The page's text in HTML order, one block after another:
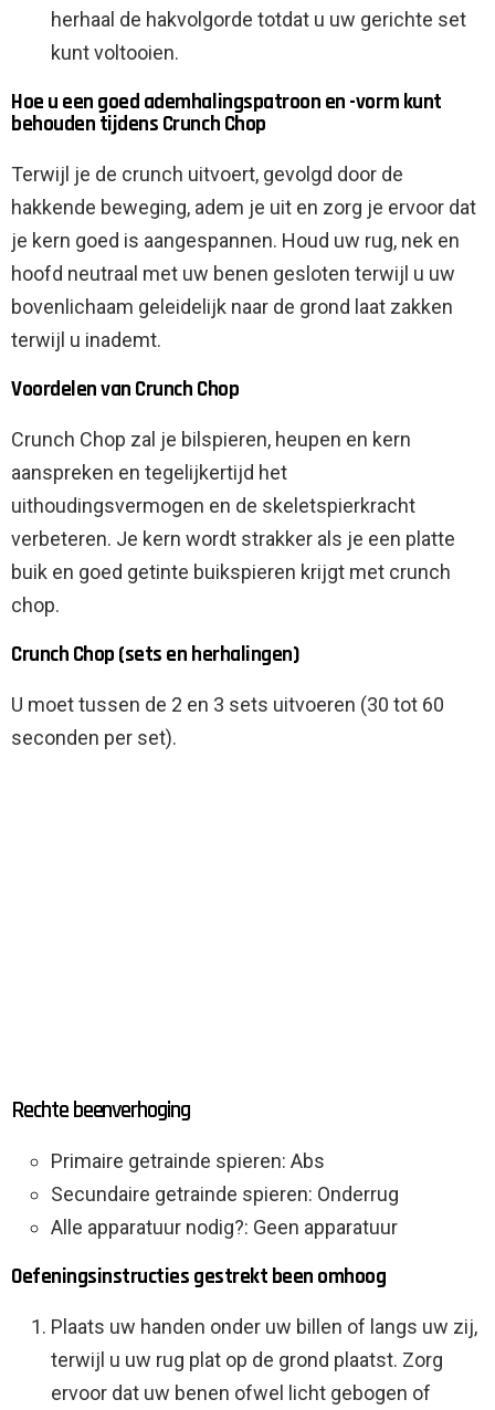
herhaal de hakvolgorde totdat u uw gerichte set
kunt voltooien.
Hoe u een goed ademhalingspatroon en -vorm kunt
behouden tijdens Crunch Chop
Terwijl je de crunch uitvoert, gevolgd door de
hakkende beweging, adem je uit en zorg je ervoor dat
je kern goed is aangespannen. Houd uw rug, nek en
hoofd neutraal met uw benen gesloten terwijl u uw
bovenlichaam geleidelijk naar de grond laat zakken
terwijl u inademt.
Voordelen van Crunch Chop
Crunch Chop zal je bilspieren, heupen en kern
aanspreken en tegelijkertijd het
uithoudingsvermogen en de skeletspierkracht
verbeteren. Je kern wordt strakker als je een platte
buik en goed getinte buikspieren krijgt met crunch
chop.
Crunch Chop (sets en herhalingen)
U moet tussen de 2 en 3 sets uitvoeren (30 tot 60
seconden per set).
Rechte beenverhoging
Primaire getrainde spieren: Abs
Secundaire getrainde spieren: Onderrug
Alle apparatuur nodig?: Geen apparatuur
Oefeningsinstructies gestrekt been omhoog
Plaats uw handen onder uw billen of langs uw zij,
terwijl u uw rug plat op de grond plaatst. Zorg
ervoor dat uw benen ofwel licht gebogen of